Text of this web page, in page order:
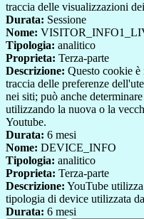
traccia delle visualizzazioni
Durata: Sessione
Nome:
Tipologia: analitico
Proprieta: Terza-parte
Descrizione: Questo cookie è
traccia delle preferenze
nei siti; può anche
utilizzando la nuova o la
Youtube.
Durata: 6 mesi
Nome: DEVICE_INFO
Tipologia: analitico
Proprieta: Terza-parte
Descrizione: YouTube
tipologia di device utilizzata
Durata: 6 mesi